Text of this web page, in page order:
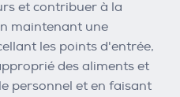
et contribuer à la
maintenant une
les points d'entrée,
des aliments et
personnel et en faisant